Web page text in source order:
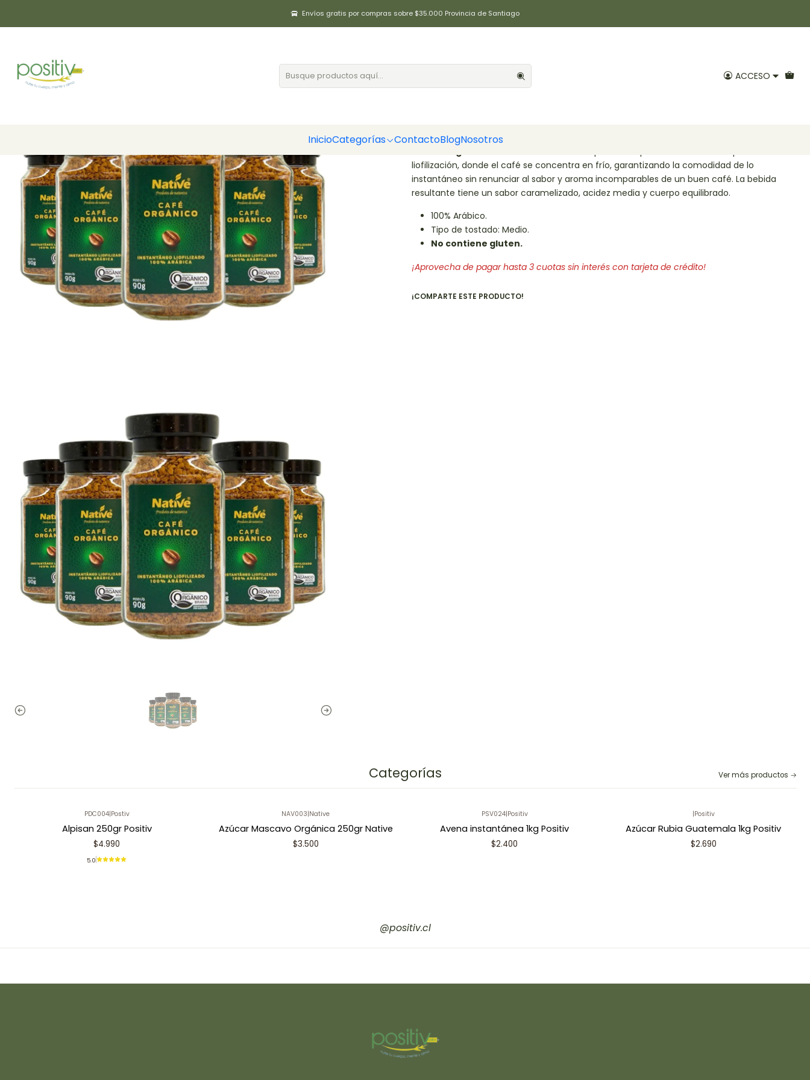
ACCESO
InicioCategorías ContactoBlogNosotros
Envíos gratis por compras sobre $35.000 Provincia de Santiago
Café / Hierbas / Té Caja 12 unidades Café Orgánico Instantáneo de 90gr Native
Instantáneo de 90gr Native
|
liofilización, donde el café se concentra en frío, garantizando la comodidad de lo
instantáneo sin renunciar al sabor y aroma incomparables de un buen café. La bebida
resultante tiene un sabor caramelizado, acidez media y cuerpo equilibrado.
100% Arábico.
Tipo de tostado: Medio.
No contiene gluten.
¡Aprovecha de pagar hasta 3 cuotas sin interés con tarjeta de crédito!
¡COMPARTE ESTE PRODUCTO!
Categorías Ver más productos
PDC004|Postiv
Alpisan 250gr Positiv
$4.990
5.0
NAV003|Native
Azúcar Mascavo Orgánica 250gr Native
$3.500
PSV024|Positiv
Avena instantánea 1kg Positiv
$2.400
|Positiv
Azúcar Rubia Guatemala 1kg Positiv
$2.690
@positiv.cl